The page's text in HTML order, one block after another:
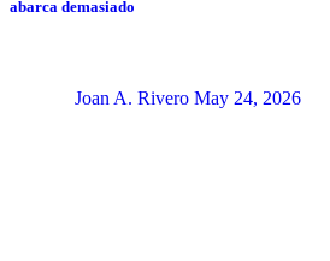
abarca demasiado
Joan A. Rivero May 24, 2026